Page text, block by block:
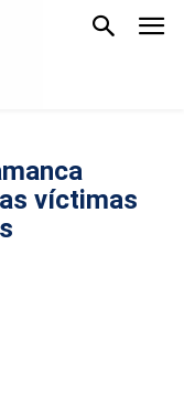
víctimas